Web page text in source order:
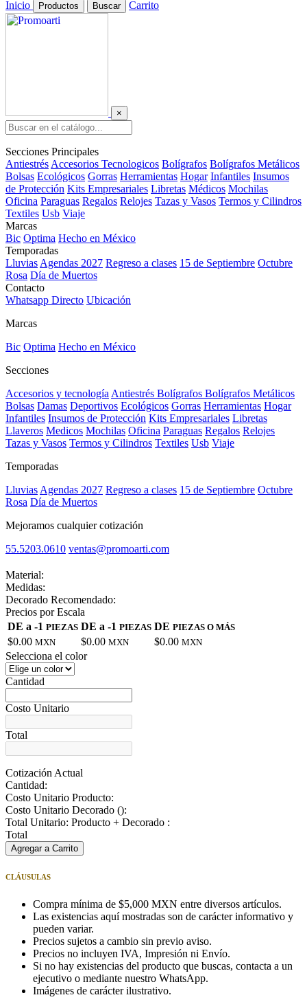
Inicio Productos Buscar Carrito
×
Secciones Principales
Antiestrés Accesorios Tecnologicos Bolígrafos Bolígrafos Metálicos
Bolsas Ecológicos Gorras Herramientas Hogar Infantiles Insumos
de Protección Kits Empresariales Libretas Médicos Mochilas
Oficina Paraguas Regalos Relojes Tazas y Vasos Termos y Cilindros
Textiles Usb Viaje
Marcas
Bic Optima Hecho en México
Temporadas
Lluvias Agendas 2027 Regreso a clases 15 de Septiembre Octubre
Rosa Día de Muertos
Contacto
Whatsapp Directo Ubicación
Marcas
Bic Optima Hecho en México
Secciones
Accesorios y tecnología Antiestrés Bolígrafos Bolígrafos Metálicos
Bolsas Damas Deportivos Ecológicos Gorras Herramientas Hogar
Infantiles Insumos de Protección Kits Empresariales Libretas
Llaveros Medicos Mochilas Oficina Paraguas Regalos Relojes
Tazas y Vasos Termos y Cilindros Textiles Usb Viaje
Temporadas
Lluvias Agendas 2027 Regreso a clases 15 de Septiembre Octubre
Rosa Día de Muertos
Mejoramos cualquier cotización
55.5203.0610 ventas@promoarti.com
Material:
Medidas:
Decorado Recomendado:
Precios por Escala
DE a -1 PIEZAS DE a -1 PIEZAS DE PIEZAS O MÁS
$0.00 MXN $0.00 MXN $0.00 MXN
Selecciona el color
Cantidad
Costo Unitario
Total
Cotización Actual
Cantidad:
Costo Unitario Producto:
Costo Unitario Decorado ():
Total Unitario: Producto + Decorado :
Total
Agregar a Carrito
CLÁUSULAS
Compra mínima de $5,000 MXN entre diversos artículos.
Las existencias aquí mostradas son de carácter informativo y
pueden variar.
Precios sujetos a cambio sin previo aviso.
Precios no incluyen IVA, Impresión ni Envío.
Si no hay existencias del producto que buscas, contacta a un
ejecutivo o mediante nuestro WhatsApp.
Imágenes de carácter ilustrativo.